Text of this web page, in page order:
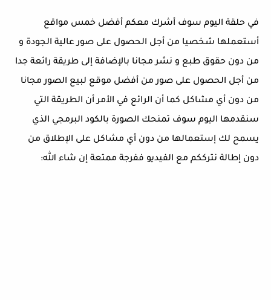
في حلقة اليوم سوف أشرك معكم أفضل خمس مواقع
أستعملها شخصيا من أجل الحصول على صور عالية الجودة و
من دون حقوق طبع و نشر مجانا بالإضافة إلى طريقة رائعة جدا
من أجل الحصول على صور من أفضل موقع لبيع الصور مجانا
من دون أي مشاكل كما أن الرائع في الأمر أن الطريقة التي
سنقدمها اليوم سوف تمنحك الصورة بالكود البرمجي الذي
يسمح لك إستعمالها من دون أي مشاكل على الإطلاق من
دون إطالة نترككم مع الفيديو ففرجة ممتعة إن شاء الله: